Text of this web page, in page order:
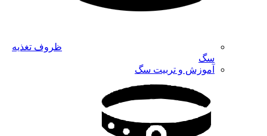
ظروف تغذیه
سگ
آموزش و تربیت سگ